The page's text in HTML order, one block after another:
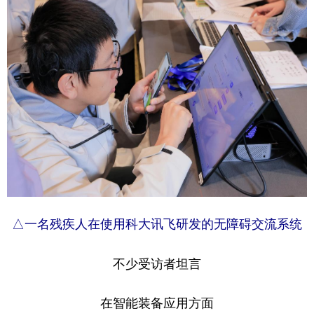
△一名残疾人在使用科大讯飞研发的无障碍交流系统
不少受访者坦言
在智能装备应用方面